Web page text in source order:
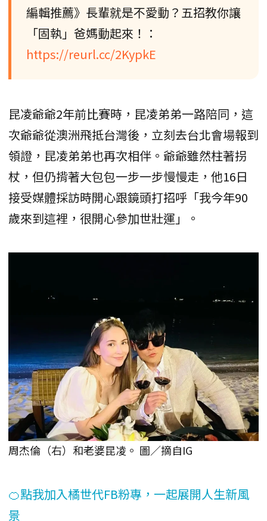
編輯推薦》長輩就是不愛動？五招教你讓
「固執」爸媽動起來！：
https://reurl.cc/2KypkE
昆凌爺爺2年前比賽時，昆凌弟弟一路陪同，這
次爺爺從澳洲飛抵台灣後，立刻去台北會場報到
領證，昆凌弟弟也再次相伴。爺爺雖然柱著拐
杖，但仍揹著大包包一步一步慢慢走，他16日
接受媒體採訪時開心跟鏡頭打招呼「我今年90
歲來到這裡，很開心參加世壯運」。
周杰倫（右）和老婆昆凌。 圖／摘自IG
🍊點我加入橘世代FB粉專，一起展開人生新風
景